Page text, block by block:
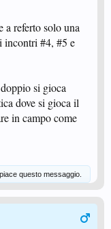
a referto solo una
incontri #4, #5 e
si gioca
dove si gioca il
in campo come
piace questo messaggio.